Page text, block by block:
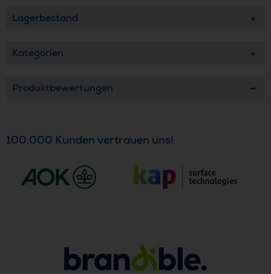
Lagerbestand
Kategorien
Produktbewertungen
100.000 Kunden vertrauen uns!